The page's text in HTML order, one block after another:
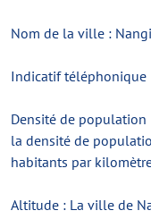
Nom de la ville :
Indicatif téléphonique
Densité de population
la densité de
habitants par
Altitude : La ville de